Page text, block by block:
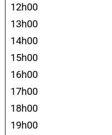
12h00
13h00
14h00
15h00
16h00
17h00
18h00
19h00